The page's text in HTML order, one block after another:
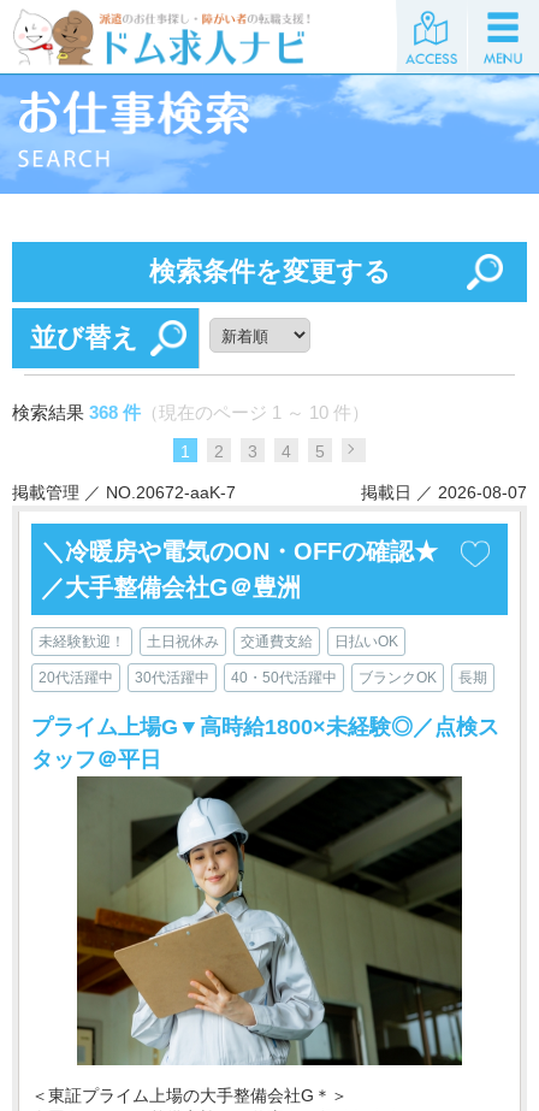
検索条件を変更する
並び替え
検索結果 368 件 （現在のページ 1 ～ 10 件）
1 2 3 4 5
掲載管理 ／ NO.20672-aaK-7 掲載日 ／ 2026-08-07
＼冷暖房や電気のON・OFFの確認★
／大手整備会社G＠豊洲
未経験歓迎！ 土日祝休み 交通費支給 日払いOK
20代活躍中 30代活躍中 40・50代活躍中 ブランクOK 長期
プライム上場G▼高時給1800×未経験◎／点検ス
タッフ＠平日
＜東証プライム上場の大手整備会社G＊＞